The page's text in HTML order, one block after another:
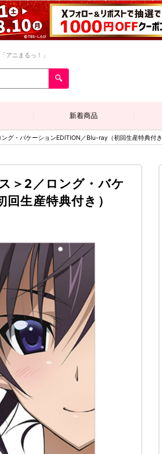
アニまるっ！」
新着商品
グ・バケーションEDITION／Blu-ray（初回生産特典付き
＞2／ロング・バケ
生産特典付き）